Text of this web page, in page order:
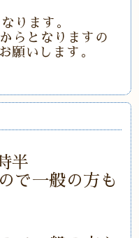
ります。
からとなりますの
願いします。
半
で一般の方も